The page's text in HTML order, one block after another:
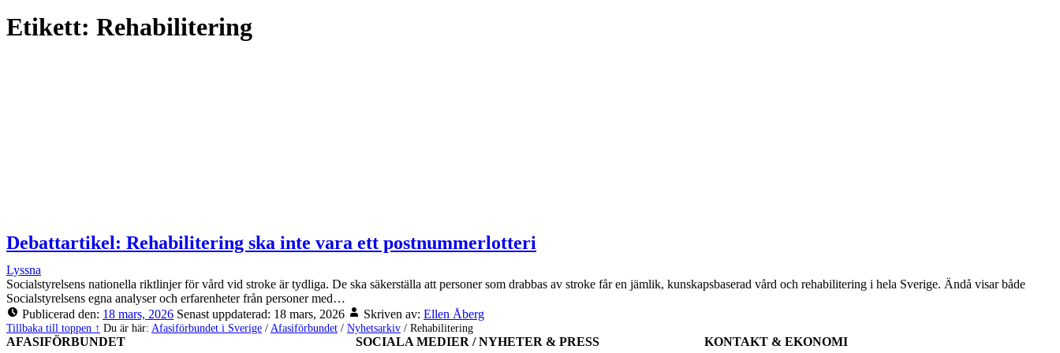
Etikett: Rehabilitering
Debattartikel: Rehabilitering ska inte vara ett postnummerlotteri
Lyssna
Socialstyrelsens nationella riktlinjer för vård vid stroke är tydliga. De ska säkerställa att personer som drabbas av stroke får en jämlik, kunskapsbaserad vård och rehabilitering i hela Sverige. Ändå visar både
Socialstyrelsens egna analyser och erfarenheter från personer med…
Publicerad den: 18 mars, 2026 Senast uppdaterad: 18 mars, 2026 Skriven av: Ellen Åberg
Tillbaka till toppen ↑ Du är här: Afasiförbundet i Sverige / Afasiförbundet / Nyhetsarkiv / Rehabilitering
AFASIFÖRBUNDET SOCIALA MEDIER / NYHETER & PRESS KONTAKT & EKONOMI